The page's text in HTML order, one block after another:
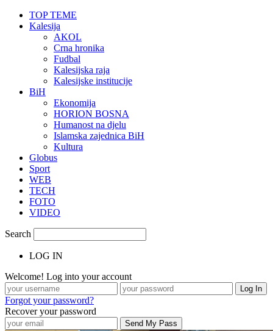
TOP TEME
Kalesija
AKOL
Crna hronika
Fudbal
Kalesijska raja
Kalesijske institucije
BiH
Ekonomija
HORION BOSNA
Humanost na djelu
Islamska zajednica BiH
Kultura
Globus
Sport
WEB
TECH
FOTO
VIDEO
Search
LOG IN
Welcome! Log into your account
Forgot your password?
Recover your password